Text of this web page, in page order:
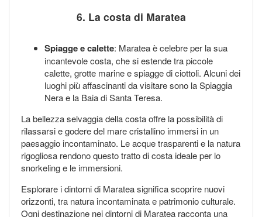
6. La costa di Maratea
Spiagge e calette: Maratea è celebre per la sua
incantevole costa, che si estende tra piccole
calette, grotte marine e spiagge di ciottoli. Alcuni dei
luoghi più affascinanti da visitare sono la Spiaggia
Nera e la Baia di Santa Teresa.
La bellezza selvaggia della costa offre la possibilità di
rilassarsi e godere del mare cristallino immersi in un
paesaggio incontaminato. Le acque trasparenti e la natura
rigogliosa rendono questo tratto di costa ideale per lo
snorkeling e le immersioni.
Esplorare i dintorni di Maratea significa scoprire nuovi
orizzonti, tra natura incontaminata e patrimonio culturale.
Ogni destinazione nei dintorni di Maratea racconta una